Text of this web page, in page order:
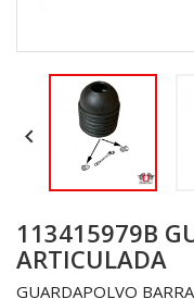

113415979B
ARTICULADA
GUARDAPOLVO